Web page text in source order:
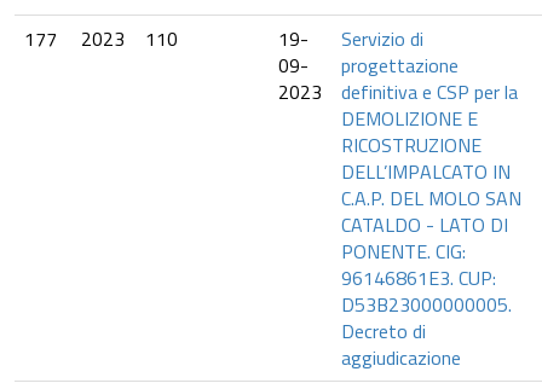
177
2023 110
19-
09-
2023
Servizio di
progettazione
definitiva e CSP per la
DEMOLIZIONE E
RICOSTRUZIONE
DELL’IMPALCATO IN
C.A.P. DEL MOLO SAN
CATALDO - LATO DI
PONENTE. CIG:
96146861E3. CUP:
D53B23000000005.
Decreto di
aggiudicazione